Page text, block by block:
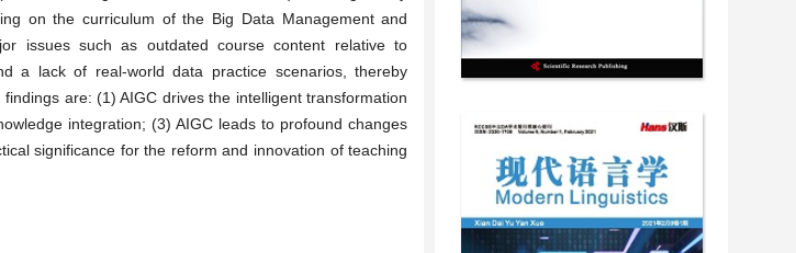
on the curriculum of the Big Data Management and
issues such as outdated course content relative to
a lack of real-world data practice scenarios, thereby
are: (1) AIGC drives the intelligent transformation
integration; (3) AIGC leads to profound changes
significance for the reform and innovation of teaching